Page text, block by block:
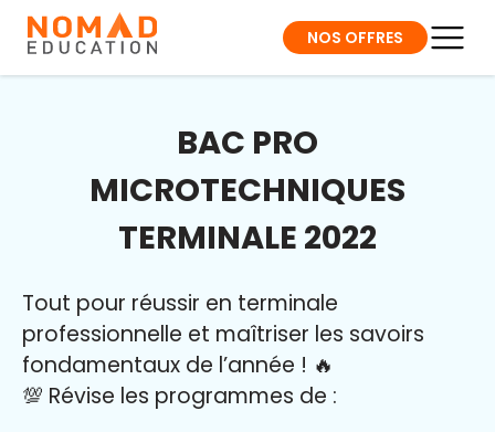
NOS OFFRES
BAC PRO
MICROTECHNIQUES
TERMINALE 2022
Tout pour réussir en terminale
professionnelle et maîtriser les savoirs
fondamentaux de l’année ! 🔥
💯 Révise les programmes de :